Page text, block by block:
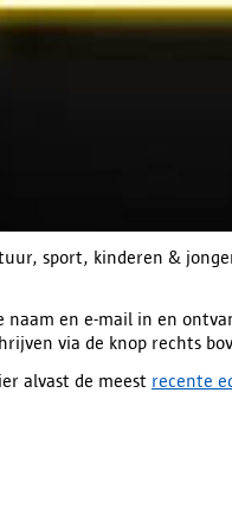
sport, kinderen &
naam en e-mail in en
via de knop rechts
alvast de meest recente